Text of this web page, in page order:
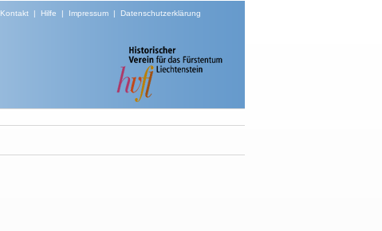
Kontakt| Hilfe | Impressum| Datenschutzerklärung